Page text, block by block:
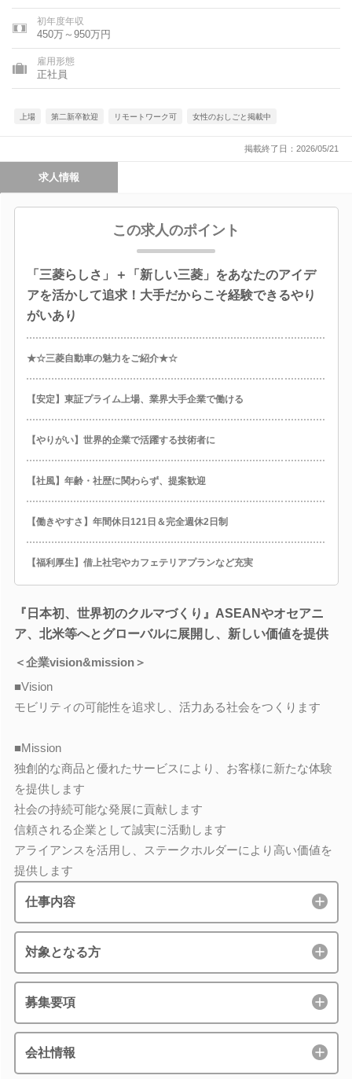
初年度年収
450万～950万円
雇用形態
正社員
上場 第二新卒歓迎 リモートワーク可 女性のおしごと掲載中
掲載終了日：2026/05/21
求人情報
この求人のポイント
「三菱らしさ」＋「新しい三菱」をあなたのアイデ
アを活かして追求！大手だからこそ経験できるやり
がいあり
★☆三菱自動車の魅力をご紹介★☆
【安定】東証プライム上場、業界大手企業で働ける
【やりがい】世界的企業で活躍する技術者に
【社風】年齢・社歴に関わらず、提案歓迎
【働きやすさ】年間休日121日＆完全週休2日制
【福利厚生】借上社宅やカフェテリアプランなど充実
『日本初、世界初のクルマづくり』ASEANやオセアニ
ア、北米等へとグローバルに展開し、新しい価値を提供
＜企業vision&mission＞
■Vision
モビリティの可能性を追求し、活力ある社会をつくります
■Mission
独創的な商品と優れたサービスにより、お客様に新たな体験
を提供します
社会の持続可能な発展に貢献します
信頼される企業として誠実に活動します
アライアンスを活用し、ステークホルダーにより高い価値を
提供します
仕事内容
対象となる方
募集要項
会社情報